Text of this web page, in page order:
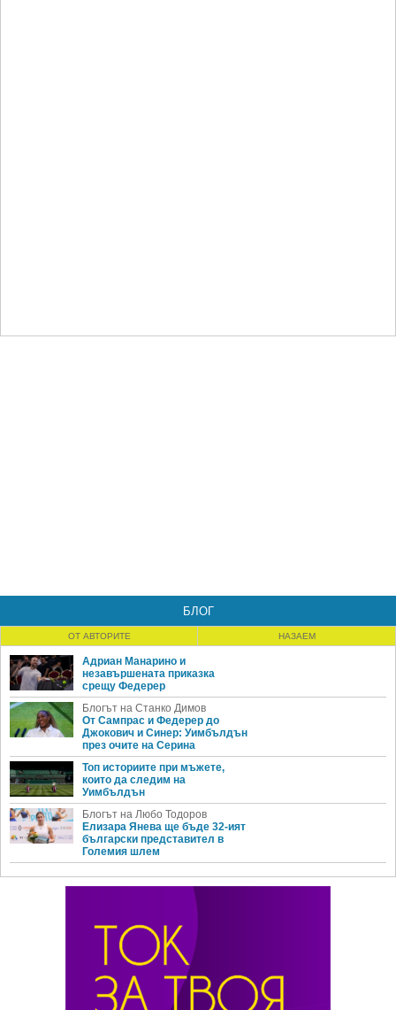
БЛОГ
ОТ АВТОРИТЕ НАЗАЕМ
Адриан Манарино и
незавършената приказка
срещу Федерер
Блогът на Станко Димов
От Сампрас и Федерер до
Джокович и Синер: Уимбълдън
през очите на Серина
Топ историите при мъжете,
които да следим на
Уимбълдън
Блогът на Любо Тодоров
Елизара Янева ще бъде 32-ият
български представител в
Големия шлем